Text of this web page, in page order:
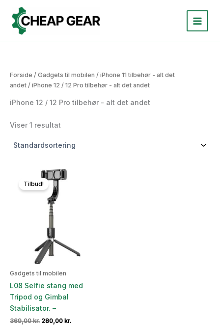
indholdet
Forside / Gadgets til mobilen / iPhone 11 tilbehør - alt det
andet / iPhone 12 / 12 Pro tilbehør - alt det andet
iPhone 12 / 12 Pro tilbehør - alt det andet
Viser 1 resultat
Tilbud!
Gadgets til mobilen
L08 Selfie stang med
Tripod og Gimbal
Stabilisator. –
369,00kr. Den
280,00 kr.Den